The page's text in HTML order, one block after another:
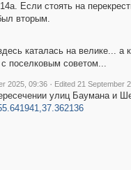
Если стоять на
вторым.
каталась на велике... а
поселковым советом...
2025, 09:36 · Edited 21 September
улиц Баумана и